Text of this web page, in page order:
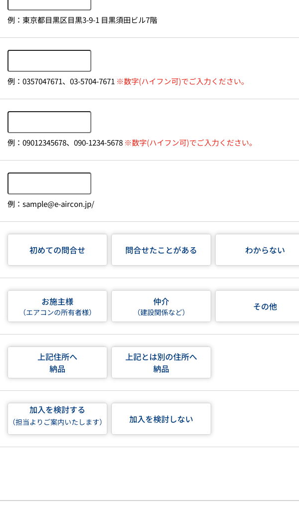
例：東京都目黒区目黒3-9-1 目黒須田ビル7階
例：0357047671、03-5704-7671 ※数字(ハイフン可)でご入力ください。
例：09012345678、090-1234-5678※数字(ハイフン可)でご入力ください。
例：sample@e-aircon.jp/
初めての問合せ 問合せたことがある わからない
お施主様
（エアコンの所有者様）
仲介
（建設関係など） その他
上記住所へ
納品
上記とは別の住所へ
納品
加入を検討する
（担当よりご案内いたします） 加入を検討しない